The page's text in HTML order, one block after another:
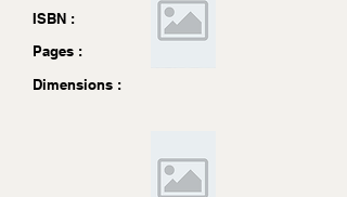
ISBN :
Pages :
Dimensions :